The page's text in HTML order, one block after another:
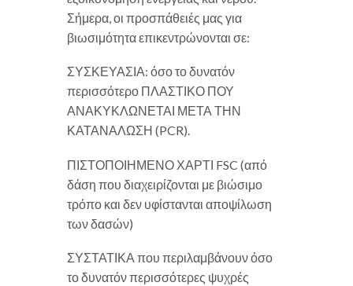
Σήμερα, οι προσπάθειές μας για
βιωσιμότητα επικεντρώνονται σε:
ΣΥΣΚΕΥΑΣΙΑ: όσο το δυνατόν
περισσότερο ΠΛΑΣΤΙΚΟ ΠΟΥ
ΑΝΑΚΥΚΛΩΝΕΤΑΙ ΜΕΤΑ ΤΗΝ
ΚΑΤΑΝΑΛΩΣΗ (PCR).
ΠΙΣΤΟΠΟΙΗΜΕΝΟ ΧΑΡΤΙ FSC (από
δάση που διαχειρίζονται με βιώσιμο
τρόπο και δεν υφίστανται αποψίλωση
των δασών)
ΣΥΣΤΑΤΙΚΑ που περιλαμβάνουν όσο
το δυνατόν περισσότερες ψυχρές